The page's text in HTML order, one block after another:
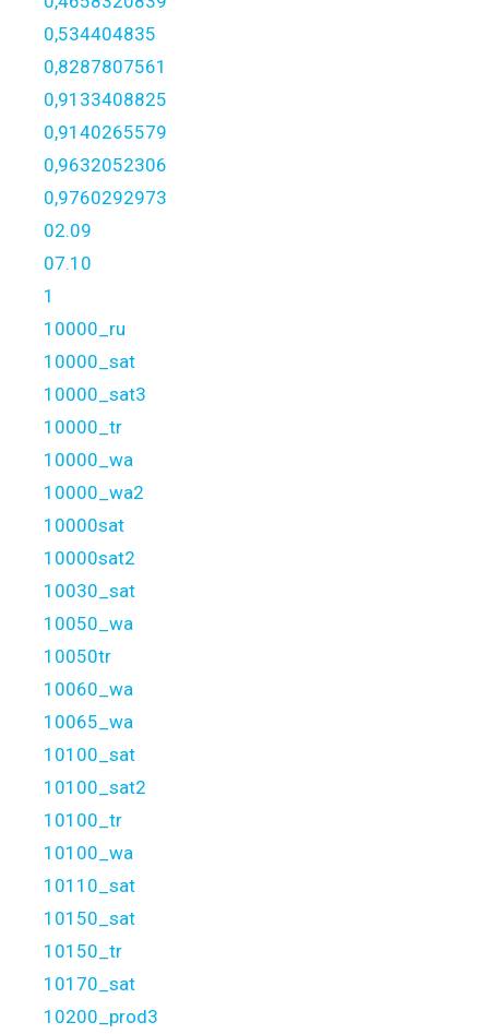
0,534404835
0,8287807561
0,9133408825
0,9140265579
0,9632052306
0,9760292973
02.09
07.10
1
10000_ru
10000_sat
10000_sat3
10000_tr
10000_wa
10000_wa2
10000sat
10000sat2
10030_sat
10050_wa
10050tr
10060_wa
10065_wa
10100_sat
10100_sat2
10100_tr
10100_wa
10110_sat
10150_sat
10150_tr
10170_sat
10200_prod3